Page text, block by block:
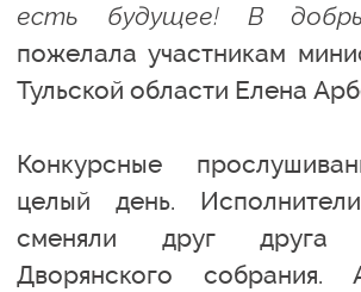
есть будущее! В
пожелала участникам
Тульской области Елена
Конкурсные
целый день.
сменяли друг
Дворянского